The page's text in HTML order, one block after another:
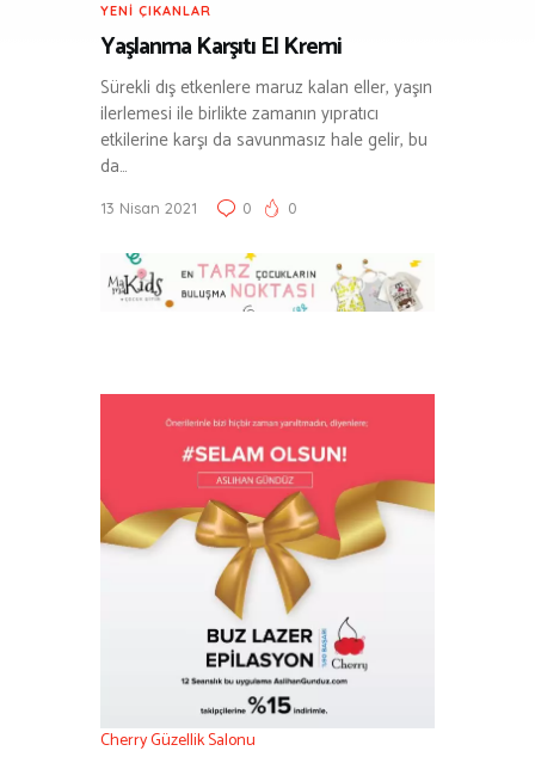
YENI ÇIKANLAR
Yaşlanma Karşıtı El Kremi
Sürekli dış etkenlere maruz kalan eller, yaşın
ilerlemesi ile birlikte zamanın yıpratıcı
etkilerine karşı da savunmasız hale gelir, bu
da…
13 Nisan 2021 0 0
Cherry Güzellik Salonu